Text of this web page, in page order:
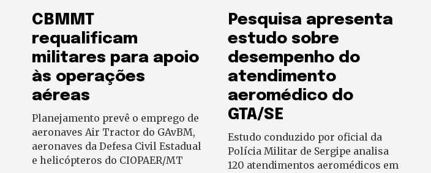
CBMMT
requalificam
militares para apoio
às operações
aéreas
Planejamento prevê o emprego de
aeronaves Air Tractor do GAvBM,
aeronaves da Defesa Civil Estadual
e helicópteros do CIOPAER/MT
Pesquisa apresenta
estudo sobre
desempenho do
atendimento
aeromédico do
GTA/SE
Estudo conduzido por oficial da
Polícia Militar de Sergipe analisa
120 atendimentos aeromédicos em